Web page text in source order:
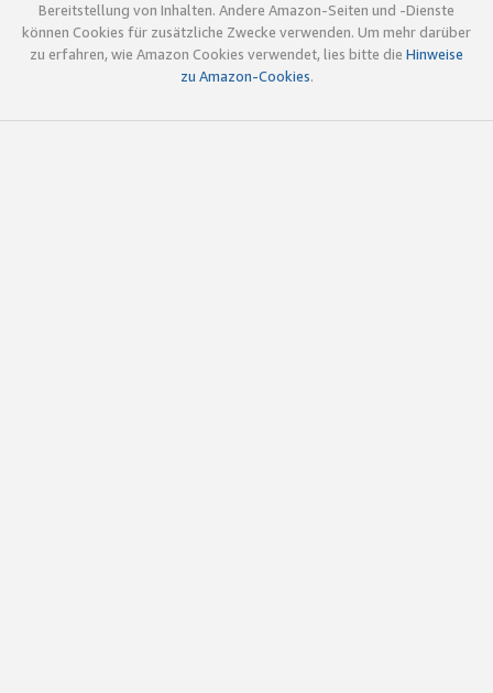
Bereitstellung von Inhalten. Andere Amazon-Seiten und -Dienste
können Cookies für zusätzliche Zwecke verwenden. Um mehr darüber
zu erfahren, wie Amazon Cookies verwendet, lies bitte die Hinweise
zu Amazon-Cookies.